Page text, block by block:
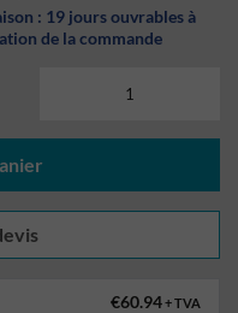
: 19 jours ouvrables à
de la commande
€60.94+ TVA